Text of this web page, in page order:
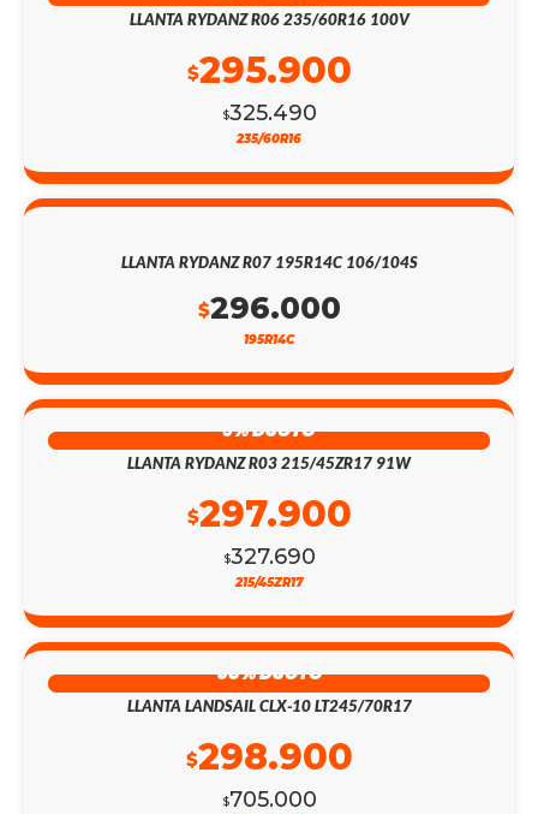
LLANTA RYDANZ R06 235/60R16 100V
$325.490
$295.900
235/60R16
LLANTA RYDANZ R07 195R14C 106/104S
$296.000
195R14C
9% DSCTO
LLANTA RYDANZ R03 215/45ZR17 91W
$327.690
$297.900
215/45ZR17
58% DSCTO
LLANTA LANDSAIL CLX-10 LT245/70R17
$705.000
$298.900